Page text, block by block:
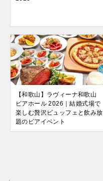
【和歌山】ラヴィーナ和歌山
ビアホール 2026｜結婚式場で
楽しむ贅沢ビュッフェと飲み放
題のビアイベント